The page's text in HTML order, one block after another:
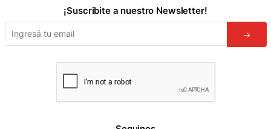
¡Suscribite a nuestro Newsletter!